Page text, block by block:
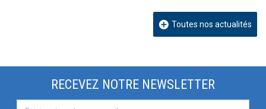
Toutes nos actualités
RECEVEZ NOTRE NEWSLETTER